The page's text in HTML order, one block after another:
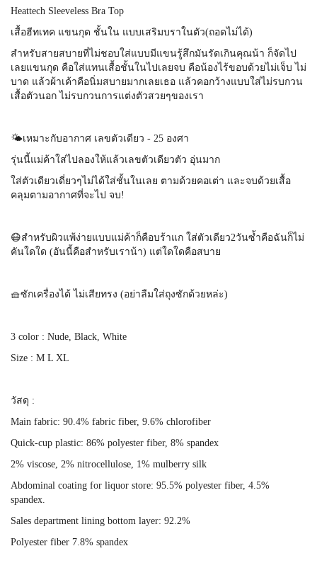
Heattech Sleeveless Bra Top
เสื้อฮีทเทค แขนกุด ชั้นใน แบบเสริมบราในตัว(ถอดไม่ได้)
สำหรับสายสบายที่ไม่ชอบใส่แบบมีแขนรู้สึกมันรัดเกินคุณน้า ก็จัดไป
เลยแขนกุด คือใส่แทนเสื้อชั้นในไปเลยจบ คือน้องไร้ขอบด้วยไม่เจ็บ ไม่
บาด แล้วผ้าเค้าคือนิ่มสบายมากเลยเธอ แล้วคอกว้างแบบใส่ไม่รบกวน
เสื้อตัวนอก ไม่รบกวนการแต่งตัวสวยๆของเรา
🌤️เหมาะกับอากาศ เลขตัวเดียว - 25 องศา
รุ่นนี้แม่ค้าใส่ไปลองให้แล้วเลขตัวเดียวตัว อุ่นมาก
ใส่ตัวเดียวเดี่ยวๆไม่ได้ใส่ชั้นในเลย ตามด้วยคอเต่า และจบด้วยเสื้อ
คลุมตามอากาศที่จะไป จบ!
😷สำหรับผิวแพ้ง่ายแบบแม่ค้าก็คือบร้าแก ใส่ตัวเดียว2วันซ้ำคือฉันก็ไม่
คันใดใด (อันนี้คือสำหรับเราน้า) แต่ใดใดคือสบาย
🧺ซักเครื่องได้ ไม่เสียทรง (อย่าลืมใส่ถุงซักด้วยหล่ะ)
3 color : Nude, Black, White
Size : M L XL
วัสดุ :
Main fabric: 90.4% fabric fiber, 9.6% chlorofiber
Quick-cup plastic: 86% polyester fiber, 8% spandex
2% viscose, 2% nitrocellulose, 1% mulberry silk
Abdominal coating for liquor store: 95.5% polyester fiber, 4.5%
spandex.
Sales department lining bottom layer: 92.2%
Polyester fiber 7.8% spandex